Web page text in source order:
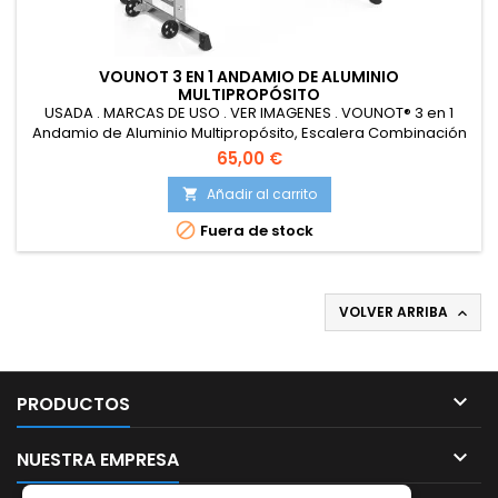
VOUNOT 3 EN 1 ANDAMIO DE ALUMINIO
MULTIPROPÓSITO
USADA . MARCAS DE USO . VER IMAGENES . VOUNOT® 3 en 1
Andamio de Aluminio Multipropósito, Escalera Combinación
y Andamio Plataforma de Trabajo, con 6 Peldaños y Ruedas,
Carga máxima 150 kg, 3489481424996
65,00 €
 Añadir al carrito
 Fuera de stock
VOLVER ARRIBA 
PRODUCTOS 
NUESTRA EMPRESA 